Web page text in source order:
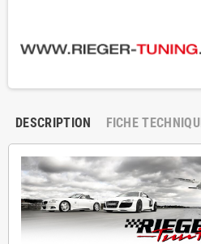
DESCRIPTION FICHE